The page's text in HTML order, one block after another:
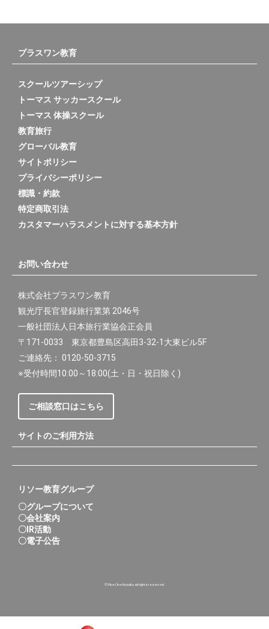
プラスワン教育
スクールツアーシップ
トーマス サッカースクール
トーマス 体操スクール
教育旅行
グローバル教育
サイトポリシー
プライバシーポリシー
標識・約款
特定商取引法
カスタマーハラスメントに対する基本方針
お問い合わせ
株式会社プラスワン教育
観光庁長官登録旅行業第 2046号
一般社団法人日本旅行業協会正会員
〒171-0033 東京都豊島区高田3-32-1大東ビル5F
ご連絡先： 0120-50-3715
※受付時間10:00～18:00(土・日・祝日除く)
ご相談窓口はこちら
サイトのご利用方法
リソー教育グループ
〇グループについて
〇会社案内
〇IR活動
〇電子公告
© Plus One Kyouiku.all rights reserved.